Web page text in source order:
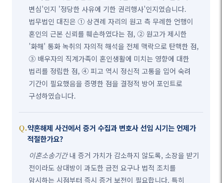
변심'인지 '정당한 사유에 기한 권리행사'인지였습니다.
법무법인 대진은 ① 상견례 자리의 원고 측 무례한 언행이
혼인의 근본 신뢰를 훼손하였다는 점, ② 원고가 제시한
'화해' 통화 녹취의 자의적 해석을 전체 맥락으로 탄핵한 점,
③ 배우자의 직계가족이 혼인생활에 미치는 영향에 대한
법리를 정립한 점, ④ 피고 역시 정신적 고통을 입어 숙려
기간이 필요했음을 증명한 점을 결정적 방어 포인트로
구성하였습니다.
약혼해제 사건에서 증거 수집과 변호사 선임 시기는 언제가
적절한가요?
이혼소송기간내 증거 가치가 감소하지 않도록, 소장을 받기
전이라도 상대방이 과도한 금전 요구나 법적 조치를
암시하는 시점부터 즉시 증거 보전이 필요합니다. 특히